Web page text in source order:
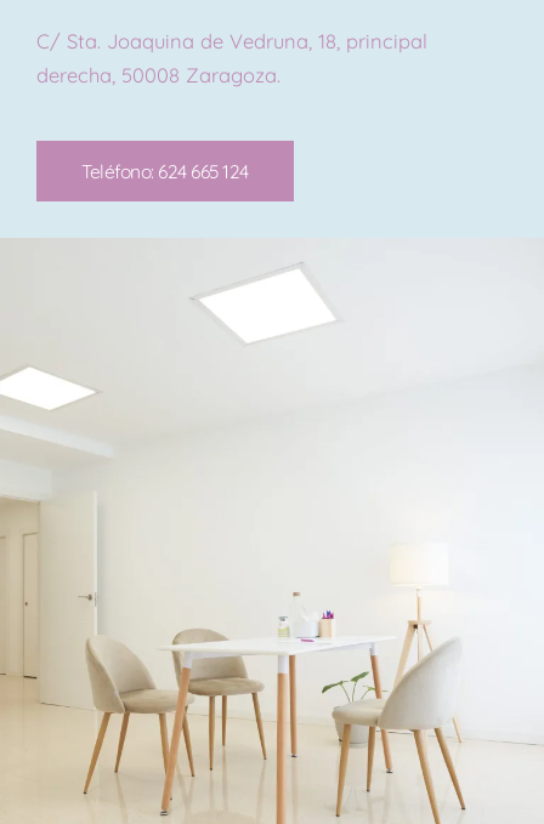
C/ Sta. Joaquina de Vedruna, 18, principal
derecha, 50008 Zaragoza.
Teléfono: 624 665 124